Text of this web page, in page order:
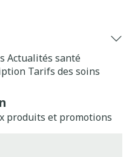
Actualités santé
Tarifs des soins
produits et promotions